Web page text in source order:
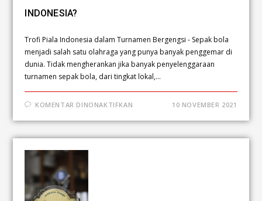
INDONESIA?
Trofi Piala Indonesia dalam Turnamen Bergengsi - Sepak bola
menjadi salah satu olahraga yang punya banyak penggemar di
dunia. Tidak mengherankan jika banyak penyelenggaraan
turnamen sepak bola, dari tingkat lokal,…
KOMENTAR DINONAKTIFKAN 10 NOVEMBER 2021